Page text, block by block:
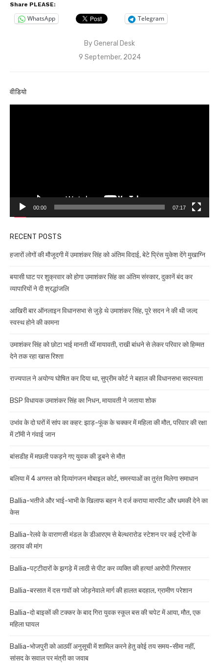
Share PLEASE:
WhatsApp Telegram
ByGeneral Desk
Posted
9 September, 2024
वीडियो
00:00 07:17
RECENT POSTS
हजारों लोगों की मौजूदगी में उमाशंकर सिंह को अंतिम विदाई, बेटे प्रिंस युकेश देंगे मुखाग्नि
बयासी घाट पर शुक्रवार को होगा उमाशंकर सिंह का अंतिम संस्कार, दुकानें बंद कर
व्यापारियों ने दी श्रद्धांजलि
आखिरी बार ऑनलाइन विधानसभा से जुड़े थे उमाशंकर सिंह, पूरे सदन ने की थी जल्द
स्वस्थ होने की कामना
उमाशंकर सिंह को छोटा भाई मानती थीं मायावती, राखी बांधने से लेकर परिवार को हिम्मत
देने तक रहा खास रिश्ता
राज्यपाल ने अयोग्य घोषित कर दिया था, सुप्रीम कोर्ट ने बहाल की विधानसभा सदस्यता
BSP विधायक उमाशंकर सिंह का निधन, मायावती ने जताया शोक
उभांव के दो घरों में सांप का कहर: झाड़-फूंक के चक्कर में महिला की मौत, परिवार की रक्षा
में टॉमी ने गंवाई जान
बांसडीह में मछली पकड़ने गए युवक की डूबने से मौत
बलिया में 4 अगस्त को दिव्यांगजन मोबाइल कोर्ट, समस्याओं का तुरंत मिलेगा समाधान
Ballia-भतीजे और भाई-भाभी के खिलाफ बहन ने दर्ज कराया मारपीट और धमकी देने का
केस
Ballia-रेलवे के वाराणसी मंडल के डीआरएम से बेल्थरारोड स्टेशन पर कई ट्रेनों के
ठहराव की मांग
Ballia-पट्टीदारों के झगड़े में लाठी से पीट कर व्यक्ति की हत्या! आरोपी गिरफ्तार
Ballia-बरसात में दस गावों को जोड़नेवाले मार्ग की हालत बदहाल, ग्रामीण परेशान
Ballia-दो बाइकों की टक्कर के बाद गिरा युवक स्कूल बस की चपेट में आया, मौत, एक
महिला घायल
Ballia-भोजपुरी को आठवीं अनुसूची में शामिल करने हेतु कोई तय समय-सीमा नहीं,
सांसद के सवाल पर मंत्री का जवाब